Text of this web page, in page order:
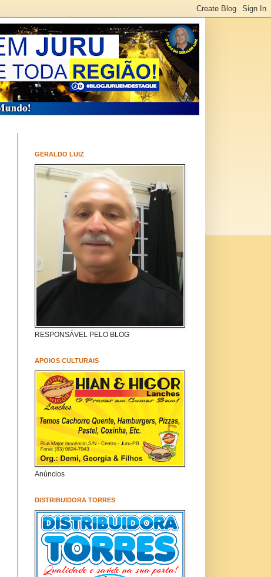
GERALDO LUIZ
RESPONSÁVEL PELO BLOG
APOIOS CULTURAIS
Anúncios
DISTRIBUIDORA TORRES